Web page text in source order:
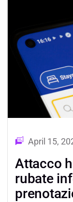
April 15,
Attacco
rubate